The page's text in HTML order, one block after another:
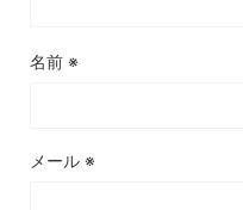
名前 ※
メール ※